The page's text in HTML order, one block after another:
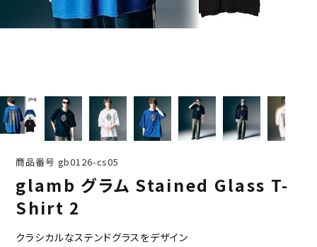
商品番号 gb0126-cs05
glamb グラム Stained Glass T-
Shirt 2
クラシカルなステンドグラスをデザイン